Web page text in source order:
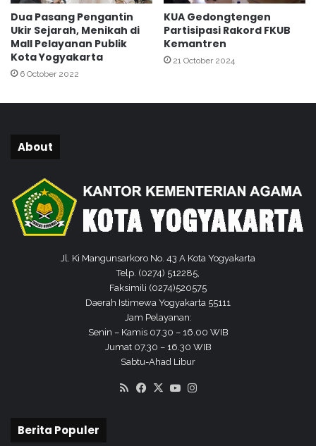
o
k
a
h
Dua Pasang Pengantin
Ukir Sejarah, Menikah di
Mall Pelayanan Publik
Kota Yogyakarta
6 October 2022
KUA Gedongtengen
Partisipasi Rakord FKUB
Kemantren
21 October 2024
About
Jl. Ki Mangunsarkoro No. 43 A Kota Yogyakarta
Telp. (0274) 512285,
Faksimili (0274)520575
Daerah Istimewa Yogyakarta 55111
Jam Pelayanan:
Senin – Kamis 07.30 – 16.00 WIB
Jumat 07.30 – 16.30 WIB
Sabtu-Ahad Libur
RSS Facebook
X YouTube
Berita Populer